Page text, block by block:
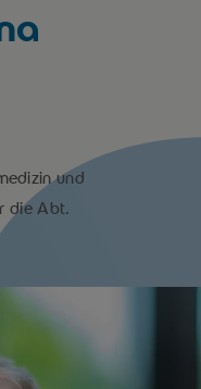
und
die Abt.